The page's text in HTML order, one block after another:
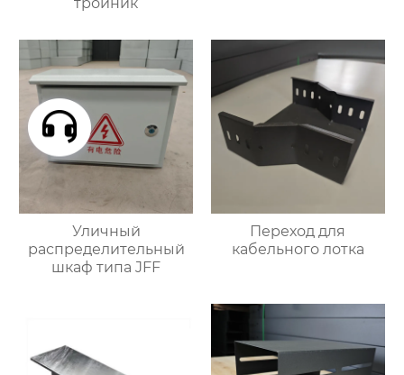
Уличный
распределительный
шкаф типа JFF
Переход для
кабельного лотка